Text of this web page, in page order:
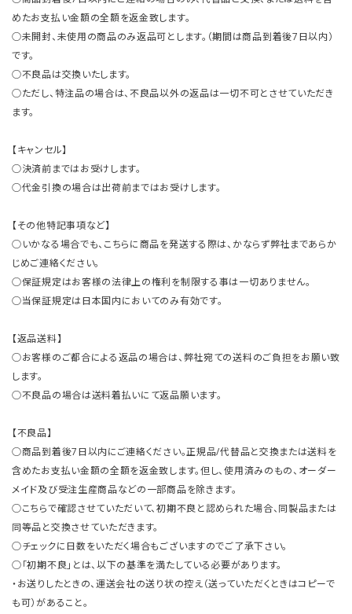
めたお支払い金額の全額を返金致します。
○未開封、未使用の商品のみ返品可とします。（期間は商品到着後7日以内）
です。
○不良品は交換いたします。
○ただし、特注品の場合は、不良品以外の返品は一切不可とさせていただき
ます。
【キャンセル】
○決済前まではお受けします。
○代金引換の場合は出荷前まではお受けします。
【その他特記事項など】
○いかなる場合でも、こちらに商品を発送する際は、かならず弊社まであらか
じめご連絡ください。
○保証規定はお客様の法律上の権利を制限する事は一切ありません。
○当保証規定は日本国内においてのみ有効です。
【返品送料】
○お客様のご都合による返品の場合は、弊社宛ての送料のご負担をお願い致
します。
○不良品の場合は送料着払いにて返品願います。
【不良品】
○商品到着後7日以内にご連絡ください。正規品/代替品と交換または送料を
含めたお支払い金額の全額を返金致します。但し、使用済みのもの、オーダー
メイド及び受注生産商品などの一部商品を除きます。
○こちらで確認させていただいて、初期不良と認められた場合、同製品または
同等品と交換させていただきます。
○チェックに日数をいただく場合もございますのでご了承下さい。
○「初期不良」とは、以下の基準を満たしている必要があります。
・お送りしたときの、運送会社の送り状の控え（送っていただくときはコピーで
も可）があること。